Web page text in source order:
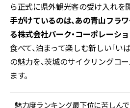
ら正式に県外観光客の受け入れを
手がけているのは、あの青山フラ
る株式会社パーク・コーポレーショ
食べて、泊まって楽しむ新しい「い
の魅力を、茨城のサイクリングコ
ます。
魅力度ランキング最下位に苦しん